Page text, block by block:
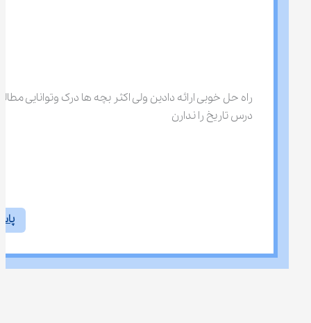
راه حل خوبی ارائه دادین ولی اکثر بچه ها درک وتوانایی
درس تاریخ را ندارن